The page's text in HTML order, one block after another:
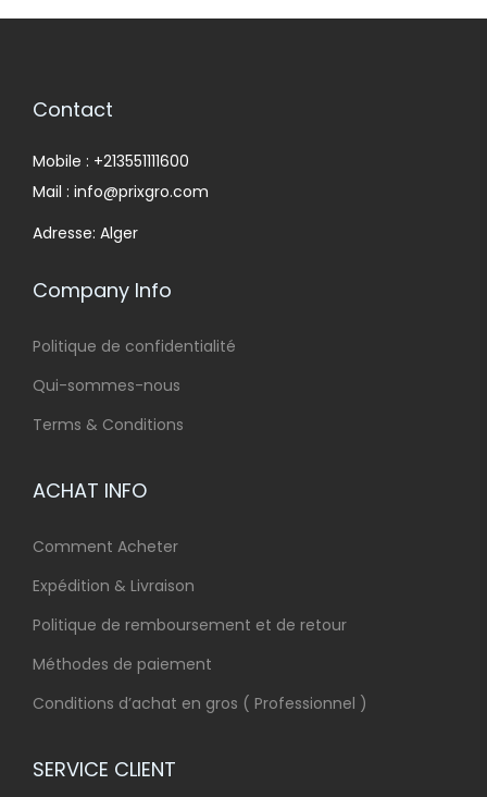
Contact
Mobile : +213551111600
Mail : info@prixgro.com
Adresse: Alger
Company Info
Politique de confidentialité
Qui-sommes-nous
Terms & Conditions
ACHAT INFO
Comment Acheter
Expédition & Livraison
Politique de remboursement et de retour
Méthodes de paiement
Conditions d’achat en gros ( Professionnel )
SERVICE CLIENT